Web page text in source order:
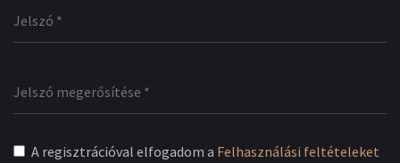
A regisztrációval elfogadom a Felhasználási feltételeket